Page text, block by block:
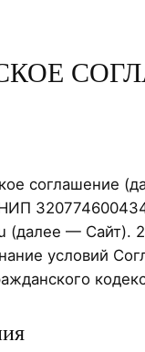
соглашение
(далее — Сайт).
условий